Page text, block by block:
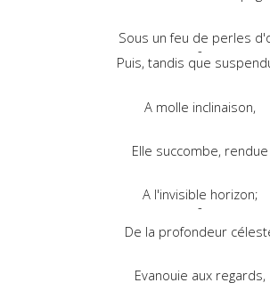
Sous un feu de perles
-
Puis, tandis que
A molle inclinaison,
Elle succombe, rendue
A l'invisible horizon;
-
De la profondeur
Evanouie aux regards,